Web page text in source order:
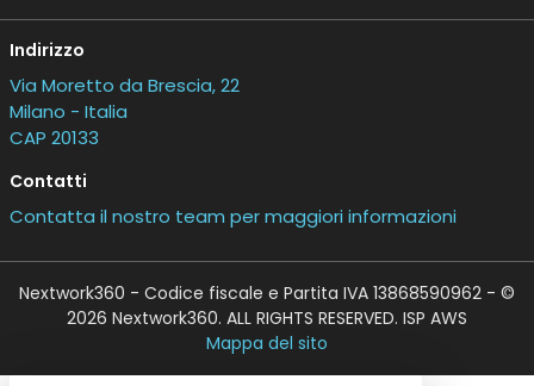
Indirizzo
Via Moretto da Brescia, 22
Milano - Italia
CAP 20133
Contatti
Contatta il nostro team per maggiori informazioni
Nextwork360 - Codice fiscale e Partita IVA 13868590962 - ©
2026 Nextwork360. ALL RIGHTS RESERVED. ISP AWS
Mappa del sito